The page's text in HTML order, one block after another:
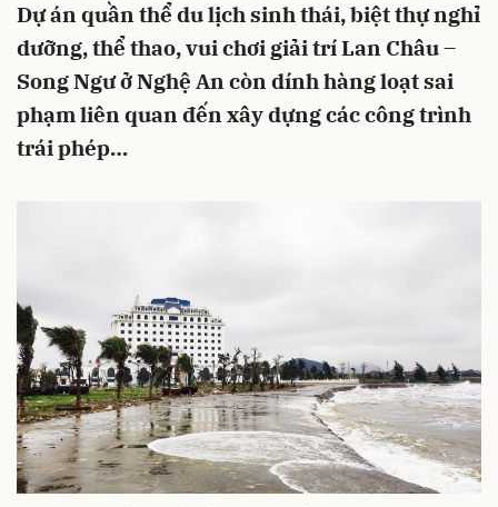
Dự án quần thể du lịch sinh thái, biệt thự nghỉ
dưỡng, thể thao, vui chơi giải trí Lan Châu –
Song Ngư ở Nghệ An còn dính hàng loạt sai
phạm liên quan đến xây dựng các công trình
trái phép…
Hủy